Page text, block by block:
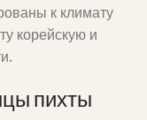
к климату
корейскую и
пихты